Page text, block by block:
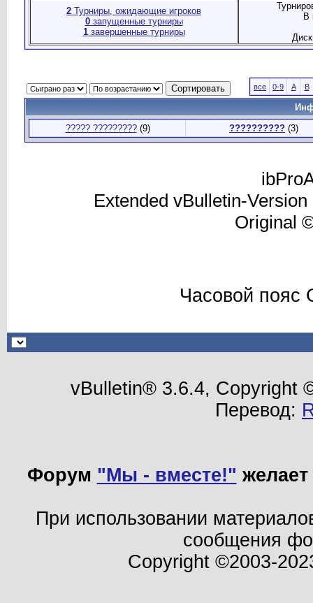
2 Турниры, ожидающие игроков
0запущенные турниры
1завершенные турниры
В
все 0-9 A B
????? ?????????(9) ?????????? (3)
Extended vBulletin-
Original
Часовой пояс
vBulletin® 3.6.4, Copyright
Перевод:
Форум "Мы - вместе!"
При использовании
сообщения
Copyright ©2003-